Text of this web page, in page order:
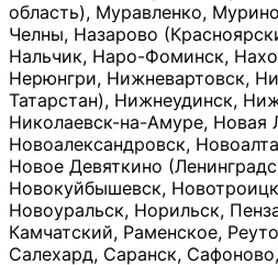
область), Муравленко,
Челны, Назарово
Нальчик, Наро-Фоминск,
Нерюнгри, Нижневартовск,
Татарстан), Нижнеудинск,
Николаевск-на-Амуре, Новая
Новоалександровск,
Новое Девяткино
Новокуйбышевск,
Новоуральск, Норильск,
Камчатский, Раменское,
Салехард, Саранск,